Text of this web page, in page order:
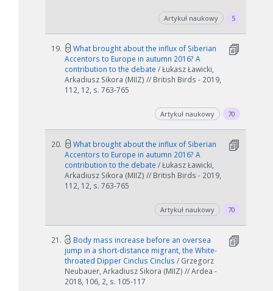
Artykuł naukowy 5
19.
What brought about the influx of Siberian
Accentors to Europe in autumn 2016? A
contribution to the debate / Łukasz Ławicki,
Arkadiusz Sikora (MIIZ) // British Birds - 2019,
112, 12, s. 763-765
Artykuł naukowy 70
20.
What brought about the influx of Siberian
Accentors to Europe in autumn 2016? A
contribution to the debate / Łukasz Ławicki,
Arkadiusz Sikora (MIIZ) // British Birds - 2019,
112, 12, s. 763-765
Artykuł naukowy 70
21.
Body mass increase before an oversea
jump in a short-distance migrant, the White-
throated Dipper Cinclus Cinclus / Grzegorz
Neubauer, Arkadiusz Sikora (MIIZ) // Ardea -
2018, 106, 2, s. 105-117